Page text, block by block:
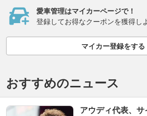
愛車管理はマイカーページで！
登録してお得なクーポンを獲得し
マイカー登録をする
おすすめのニュース
アウディ代表、サ